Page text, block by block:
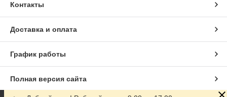
Контакты
Доставка и оплата
График работы
Полная версия сайта